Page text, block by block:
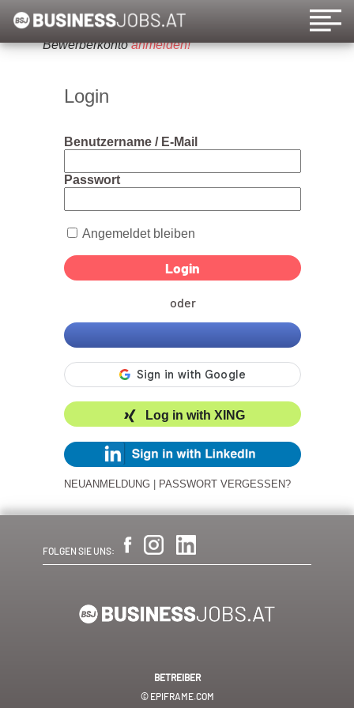
Um diese Funktion nutzen zu können, bitte ein
Bewerberkontoanmelden!
Login
Benutzername / E-Mail
Passwort
Angemeldet bleiben
oder
Log in with XING
NEUANMELDUNG PASSWORT VERGESSEN?
FOLGEN SIE UNS:
BETREIBER
© EPIFRAME.COM